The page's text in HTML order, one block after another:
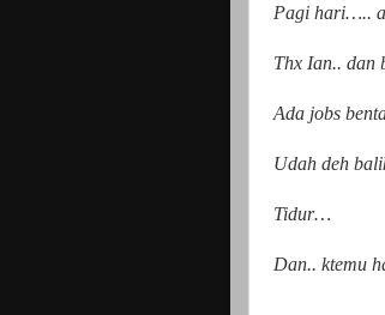
Pagi hari…..
Thx Ian..
Ada jobs
Udah deh
Tidur…
Dan.. ktemu